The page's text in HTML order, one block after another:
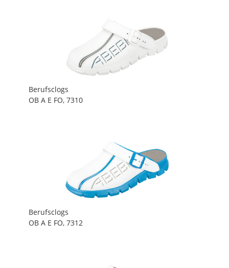
Berufsclogs
OB A E FO, 7310
Berufsclogs
OB A E FO, 7312